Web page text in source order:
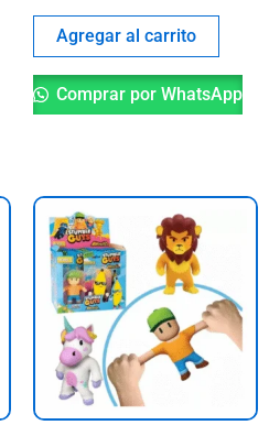
Agregar al carrito
Comprar por WhatsApp
se